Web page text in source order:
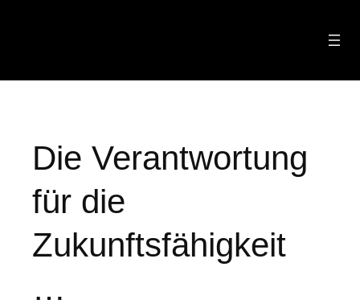
Die Verantwortung
für die
Zukunftsfähigkeit
…